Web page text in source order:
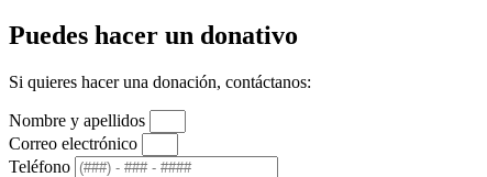
Puedes hacer un donativo
Si quieres hacer una donación, contáctanos:
Nombre y apellidos
Correo electrónico
Teléfono